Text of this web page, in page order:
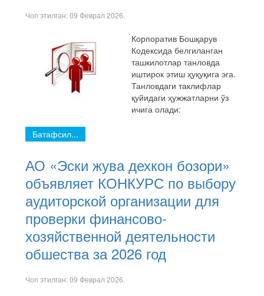
Чоп этилган:09 Феврал 2026
Корпоратив Бошқарув
Кодексида белгиланган
ташкилотлар танловда
иштирок этиш ҳуқуқига эга.
Танловдаги таклифлар
қуйидаги ҳужжатларни ўз
ичига олади:
Батафсил...
АО «Эски жува дехкон бозори»
объявляет КОНКУРС по выбору
аудиторской организации для
проверки финансово-
хозяйственной деятельности
обшества за 2026 год
Чоп этилган:09 Феврал 2026